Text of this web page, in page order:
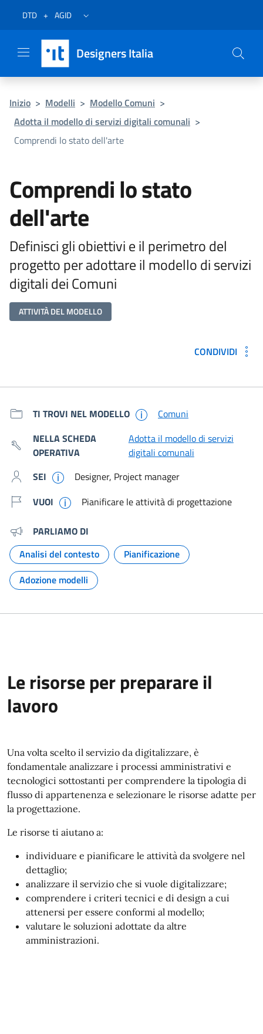
Vai al menu
Vai al contenuto
Questa pagina è stata utile?
Vai al piede
Dichiarazione di accessibilità (link esterno su sito AgID)
DTD + AGID Apri/chiudi menu secondario
Designers Italia
Inizio > Modelli > Modello Comuni >
Adotta il modello di servizi digitali comunali >
Comprendi lo stato dell'arte
Comprendi lo stato
dell'arte
Definisci gli obiettivi e il perimetro del
progetto per adottare il modello di servizi
digitali dei Comuni
ATTIVITÀ DEL MODELLO
CONDIVIDI
TI TROVI NEL MODELLO
Comuni
NELLA SCHEDA
OPERATIVA
Adotta il modello di servizi
digitali comunali
SEI
Designer, Project manager
VUOI
Pianificare le attività di progettazione
PARLIAMO DI
Argomento:
Analisi del contesto
Argomento:
Pianificazione
Argomento:
Adozione modelli
Le risorse per preparare il
lavoro
Una volta scelto il servizio da digitalizzare, è
fondamentale analizzare i processi amministrativi e
tecnologici sottostanti per comprendere la tipologia di
flusso di appartenenza e selezionare le risorse adatte per
la progettazione.
Le risorse ti aiutano a:
individuare e pianificare le attività da svolgere nel
dettaglio;
analizzare il servizio che si vuole digitalizzare;
comprendere i criteri tecnici e di design a cui
attenersi per essere conformi al modello;
valutare le soluzioni adottate da altre
amministrazioni.